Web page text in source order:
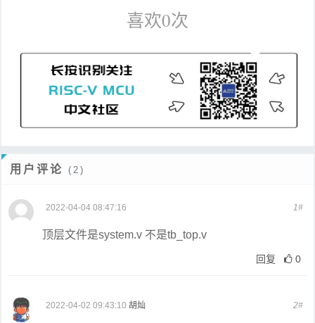
喜欢0次
用户评论 (2)
2022-04-04 08:47:16 1#
顶层文件是system.v 不是tb_top.v
回复 0
2022-04-02 09:43:10 胡灿 2#